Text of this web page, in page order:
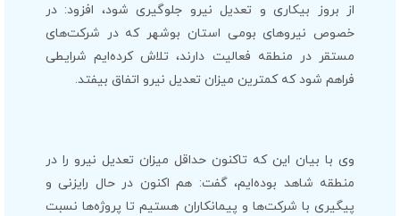
از بروز بیکاری و تعدیل نیرو جلوگیری شود، افزود: در
خصوص نیروهای بومی استان بوشهر که در شرکت‌های
مستقر در منطقه فعالیت دارند، تلاش کرده‌ایم شرایطی
فراهم شود که کمترین میزان تعدیل نیرو اتفاق بیفتد.
وی با بیان این که تاکنون حداقل میزان تعدیل نیرو را در
منطقه شاهد بوده‌ایم، گفت: هم اکنون در حال رایزنی و
پیگیری با شرکت‌ها و پیمانکاران هستیم تا پروژه‌ها نسبت